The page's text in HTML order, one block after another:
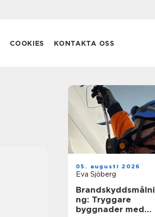
COOKIES KONTAKTA OSS
05. augusti 2026
Eva Sjöberg
Brandskyddsmålni
ng: Tryggare
byggnader med